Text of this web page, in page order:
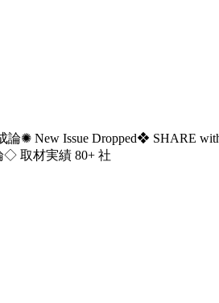
論✺ New Issue Dropped❖ SHARE
◇ 取材実績 80+ 社